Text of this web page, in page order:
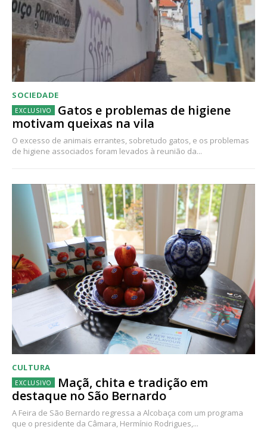
SOCIEDADE
Gatos e problemas de higiene
motivam queixas na vila
O excesso de animais errantes, sobretudo gatos, e os problemas
de higiene associados foram levados à reunião da...
CULTURA
Maçã, chita e tradição em
destaque no São Bernardo
A Feira de São Bernardo regressa a Alcobaça com um programa
que o presidente da Câmara, Hermínio Rodrigues,...